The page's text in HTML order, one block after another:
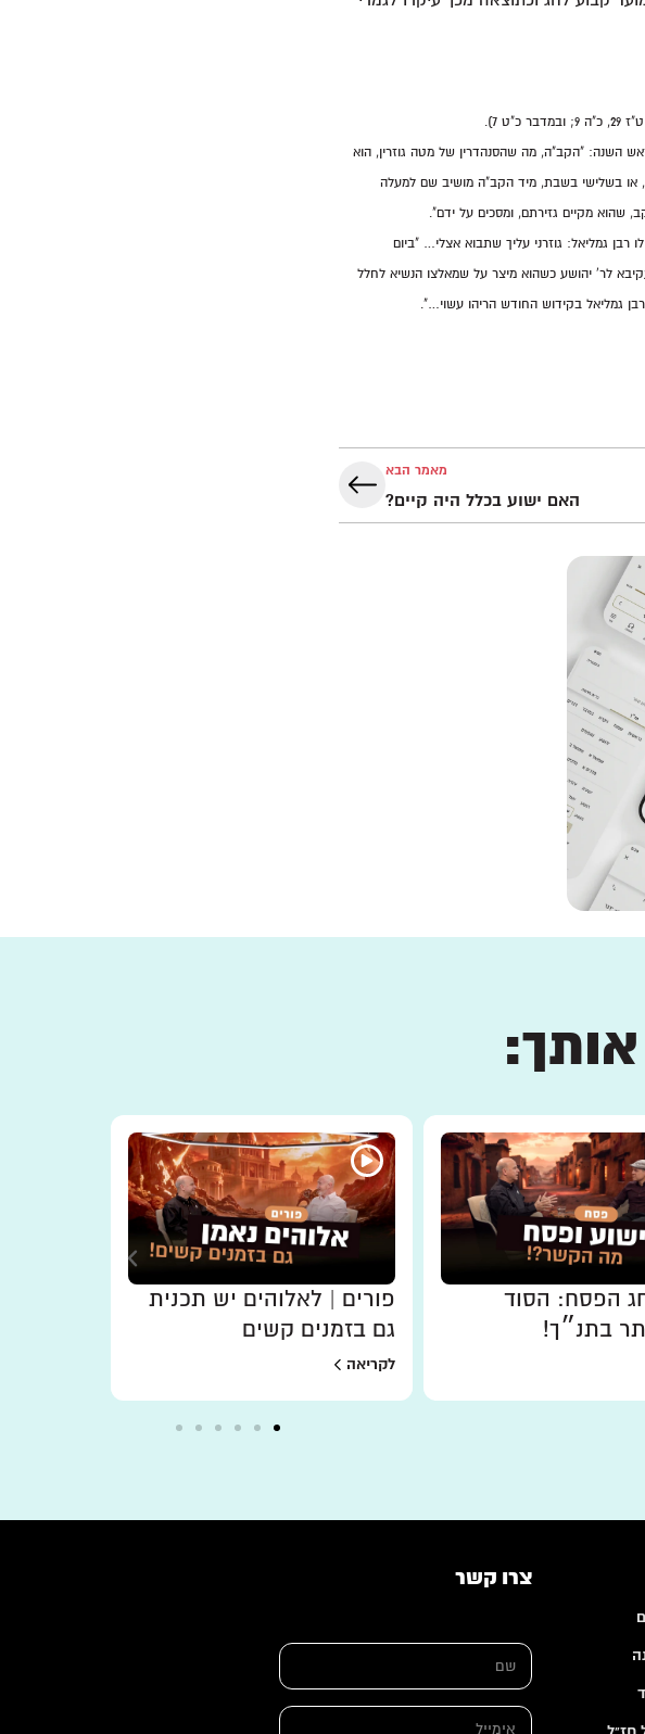
7).
השנה: "הקב"ה, מה שהסנהדרין של מטה גוזרין, הוא
או בשלישי בשבת, מיד הקב"ה מושיב שם למעלה
שהוא מקיים גזירתם, ומסכים על ידם".
גמליאל: גוזרני עליך שתבוא אצלי… "ביום
לר' יהושע כשהוא מיצר על שמאלצו הנשיא לחלל
גמליאל בקידוש החודש הריהו עשוי…".
מאמר הבא
האם ישוע בכלל היה קיים?
אותך:
הפסח: הסוד
בתנ״ך!
פורים | לאלוהים יש תכנית
גם בזמנים קשים
לקריאה
צרו קשר
ה
ע
ר
ו
ש
*
א